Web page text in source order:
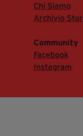
Chi Siamo
Archivio
Community
Facebook
Instagram